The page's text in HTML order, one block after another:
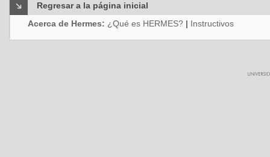
Regresar a la página inicial
Acerca de Hermes: ¿Qué es HERMES? | Instructivos